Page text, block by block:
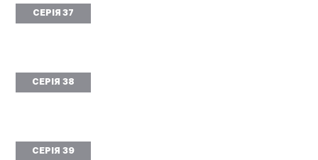
СЕРІЯ 37
СЕРІЯ 38
СЕРІЯ 39